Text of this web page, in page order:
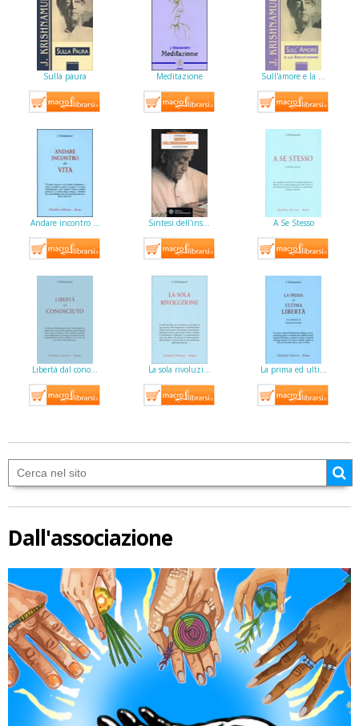
Sulla paura Meditazione Sull'amore e la …
Andare incontro … Sintesi dell'ins… A Se Stesso
Libertà dal cono… La sola rivoluzi… La prima ed ulti…
Dall'associazione